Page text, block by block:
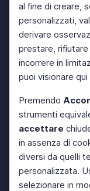
al fine di creare,
personalizzati,
derivare
prestare,
incorrere in
puoi visionare qui
Premendo
strumenti
accettare
in assenza di
diversi da quelli
personalizzata.
selezionare in